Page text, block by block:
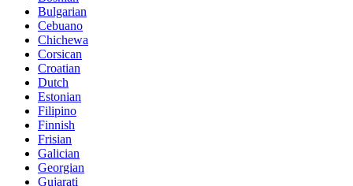
Bulgarian
Cebuano
Chichewa
Corsican
Croatian
Dutch
Estonian
Filipino
Finnish
Frisian
Galician
Georgian
Gujarati